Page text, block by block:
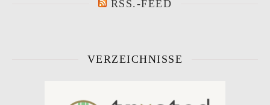
RSS.-FEED
VERZEICHNISSE